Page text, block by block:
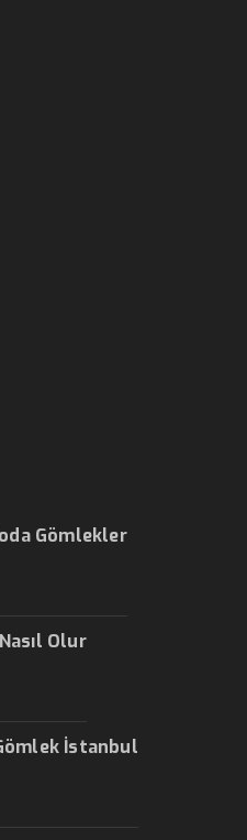
Gömlekler
Olur
İstanbul